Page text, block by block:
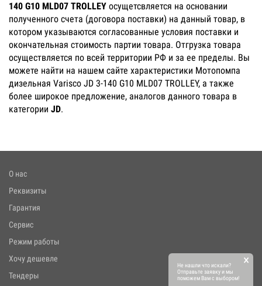
140 G10 MLD07 TROLLEY осущетсвляется на основании
полученного счета (договора поставки) на данный товар, в
котором указываются согласованные условия поставки и
окончательная стоимость партии товара. Отгрузка товара
осуществляется по всей территории РФ и за ее пределы. Вы
можете найти на нашем сайте характеристики Мотопомпа
дизельная Varisco JD 3-140 G10 MLD07 TROLLEY, а также
более широкое предложение, аналогов данного товара в
категории JD.
О нас
Реквизиты
Гарантия
Сервис
Режим работы
Хочу дешевле
Тендеры
Не нашли что искали?
Отправьте заявку и мы
поможем Вам с выбором!
×